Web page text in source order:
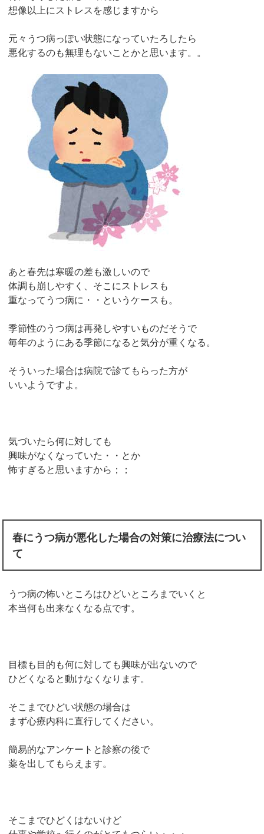
想像以上にストレスを感じますから
元々うつ病っぽい状態になっていたろしたら
悪化するのも無理もないことかと思います。。
あと春先は寒暖の差も激しいので
体調も崩しやすく、そこにストレスも
重なってうつ病に・・というケースも。
季節性のうつ病は再発しやすいものだそうで
毎年のようにある季節になると気分が重くなる。
そういった場合は病院で診てもらった方が
いいようですよ。
気づいたら何に対しても
興味がなくなっていた・・とか
怖すぎると思いますから；；
春にうつ病が悪化した場合の対策に治療法につい
て
うつ病の怖いところはひどいところまでいくと
本当何も出来なくなる点です。
目標も目的も何に対しても興味が出ないので
ひどくなると動けなくなります。
そこまでひどい状態の場合は
まず心療内科に直行してください。
簡易的なアンケートと診察の後で
薬を出してもらえます。
そこまでひどくはないけど